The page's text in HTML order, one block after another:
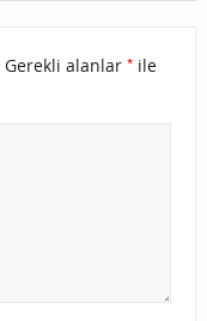
Gerekli alanlar *ile